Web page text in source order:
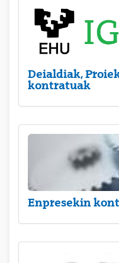
Deialdiak,
kontratuak
Enpresekin